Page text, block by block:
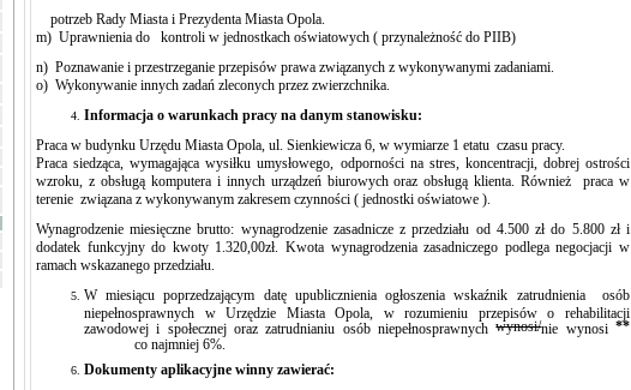
potrzeb Rady Miasta i Prezydenta Miasta Opola.
m) Uprawnienia do kontroli w jednostkach oświatowych ( przynależność do PIIB)
n) Poznawanie i przestrzeganie przepisów prawa związanych z wykonywanymi zadaniami.
o) Wykonywanie innych zadań zleconych przez zwierzchnika.
Informacja o warunkach pracy na danym stanowisku:
Praca w budynku Urzędu Miasta Opola, ul. Sienkiewicza 6, w wymiarze 1 etatu czasu pracy.
Praca siedząca, wymagająca wysiłku umysłowego, odporności na stres, koncentracji, dobrej ostrości
wzroku, z obsługą komputera i innych urządzeń biurowych oraz obsługą klienta. Również praca w
terenie związana z wykonywanym zakresem czynności ( jednostki oświatowe ).
Wynagrodzenie miesięczne brutto: wynagrodzenie zasadnicze z przedziału od 4.500 zł do 5.800 zł i
dodatek funkcyjny do kwoty 1.320,00zł. Kwota wynagrodzenia zasadniczego podlega negocjacji w
ramach wskazanego przedziału.
W miesiącu poprzedzającym datę upublicznienia ogłoszenia wskaźnik zatrudnienia osób
niepełnosprawnych w Urzędzie Miasta Opola, w rozumieniu przepisów o rehabilitacji
zawodowej i społecznej oraz zatrudnianiu osób niepełnosprawnychwynosi/nie wynosi**
co najmniej 6%.
Dokumenty aplikacyjne winny zawierać: